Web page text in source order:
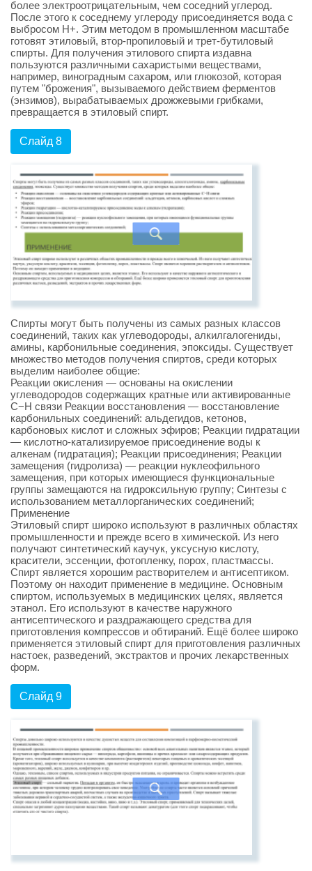
более электроотрицательным, чем соседний углерод.
После этого к соседнему углероду присоединяется вода с
выбросом Н+. Этим методом в промышленном масштабе
готовят этиловый, втор-пропиловый и трет-бутиловый
спирты. Для получения этилового спирта издавна
пользуются различными сахаристыми веществами,
например, виноградным сахаром, или глюкозой, которая
путем "брожения", вызываемого действием ферментов
(энзимов), вырабатываемых дрожжевыми грибками,
превращается в этиловый спирт.
Слайд 8
Спирты могут быть получены из самых разных классов
соединений, таких как углеводороды, алкилгалогениды,
амины, карбонильные соединения, эпоксиды. Существует
множество методов получения спиртов, среди которых
выделим наиболее общие:
Реакции окисления — основаны на окислении
углеводородов содержащих кратные или активированные
C−H связи Реакции восстановления — восстановление
карбонильных соединений: альдегидов, кетонов,
карбоновых кислот и сложных эфиров; Реакции гидратации
— кислотно-катализируемое присоединение воды к
алкенам (гидратация); Реакции присоединения; Реакции
замещения (гидролиза) — реакции нуклеофильного
замещения, при которых имеющиеся функциональные
группы замещаются на гидроксильную группу; Синтезы с
использованием металлорганических соединений;
Применение
Этиловый спирт широко используют в различных областях
промышленности и прежде всего в химической. Из него
получают синтетический каучук, уксусную кислоту,
красители, эссенции, фотопленку, порох, пластмассы.
Спирт является хорошим растворителем и антисептиком.
Поэтому он находит применение в медицине. Основным
спиртом, используемых в медицинских целях, является
этанол. Его используют в качестве наружного
антисептического и раздражающего средства для
приготовления компрессов и обтираний. Ещё более широко
применяется этиловый спирт для приготовления различных
настоек, разведений, экстрактов и прочих лекарственных
форм.
Слайд 9